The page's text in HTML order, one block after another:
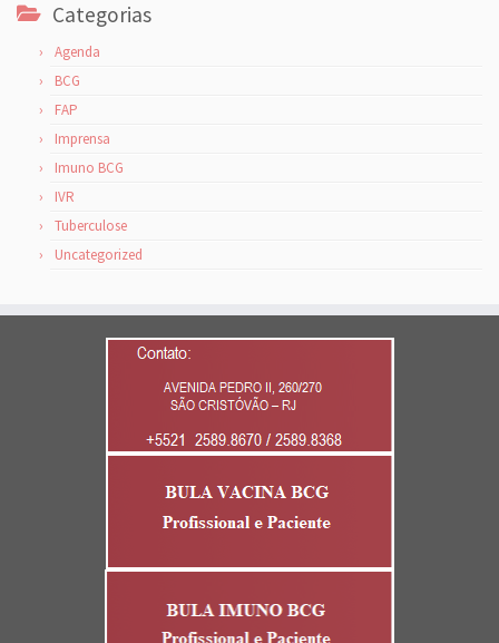
Categorias
Agenda
BCG
FAP
Imprensa
Imuno BCG
IVR
Tuberculose
Uncategorized